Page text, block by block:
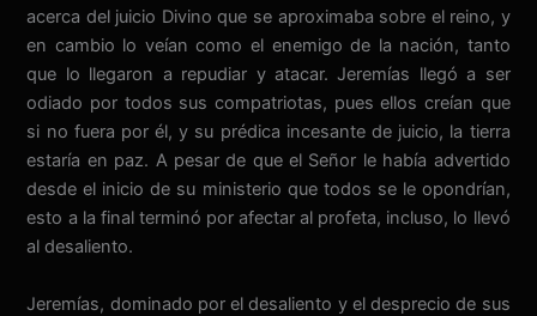
acerca del juicio Divino que se aproximaba sobre el reino, y
en cambio lo veían como el enemigo de la nación, tanto
que lo llegaron a repudiar y atacar. Jeremías llegó a ser
odiado por todos sus compatriotas, pues ellos creían que
si no fuera por él, y su prédica incesante de juicio, la tierra
estaría en paz. A pesar de que el Señor le había advertido
desde el inicio de su ministerio que todos se le opondrían,
esto a la final terminó por afectar al profeta, incluso, lo llevó
al desaliento.
Jeremías, dominado por el desaliento y el desprecio de sus